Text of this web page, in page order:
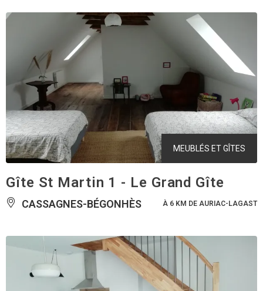
MEUBLÉS ET GÎTES
Gîte St Martin 1 - Le Grand Gîte
CASSAGNES-BÉGONHÈS À 6 KM DE AURIAC-LAGAST